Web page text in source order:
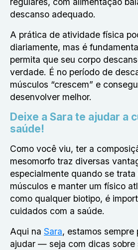
descanso adequado.
A prática de atividade física
diariamente, mas é
permita que seu corpo
verdade. É no período de
músculos “crescem” e
desenvolver melhor.
Deixe a Sara te ajudar a
saúde!
Como você viu, ter a
mesomorfo traz diversas
especialmente quando se
músculos e manter um físico
como qualquer biotipo, é
cuidados com a saúde.
Aqui na Sara, estamos sempre
ajudar — seja com dicas sobre